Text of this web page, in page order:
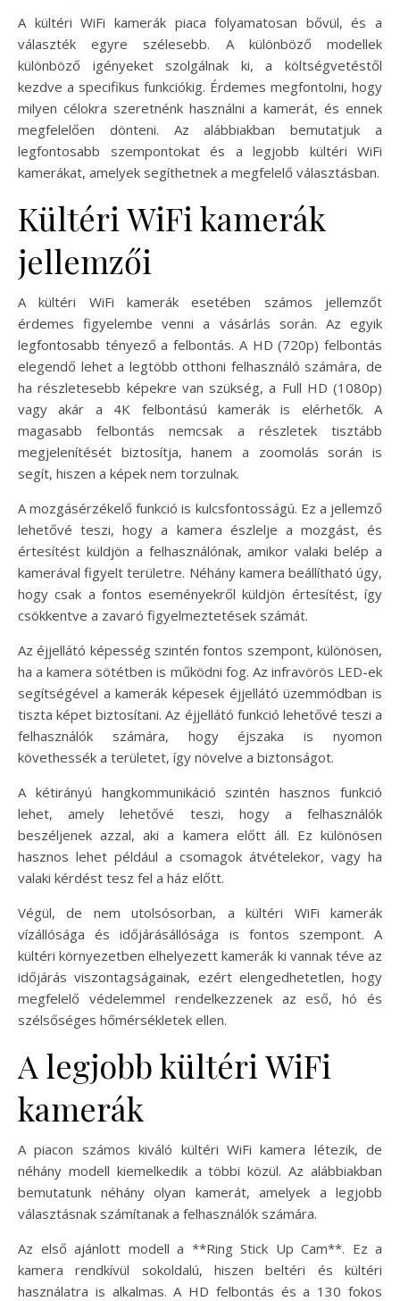
A kültéri WiFi kamerák piaca folyamatosan bővül, és a
választék egyre szélesebb. A különböző modellek
különböző igényeket szolgálnak ki, a költségvetéstől
kezdve a specifikus funkciókig. Érdemes megfontolni, hogy
milyen célokra szeretnénk használni a kamerát, és ennek
megfelelően dönteni. Az alábbiakban bemutatjuk a
legfontosabb szempontokat és a legjobb kültéri WiFi
kamerákat, amelyek segíthetnek a megfelelő választásban.
Kültéri WiFi kamerák
jellemzői
A kültéri WiFi kamerák esetében számos jellemzőt
érdemes figyelembe venni a vásárlás során. Az egyik
legfontosabb tényező a felbontás. A HD (720p) felbontás
elegendő lehet a legtöbb otthoni felhasználó számára, de
ha részletesebb képekre van szükség, a Full HD (1080p)
vagy akár a 4K felbontású kamerák is elérhetők. A
magasabb felbontás nemcsak a részletek tisztább
megjelenítését biztosítja, hanem a zoomolás során is
segít, hiszen a képek nem torzulnak.
A mozgásérzékelő funkció is kulcsfontosságú. Ez a jellemző
lehetővé teszi, hogy a kamera észlelje a mozgást, és
értesítést küldjön a felhasználónak, amikor valaki belép a
kamerával figyelt területre. Néhány kamera beállítható úgy,
hogy csak a fontos eseményekről küldjön értesítést, így
csökkentve a zavaró figyelmeztetések számát.
Az éjjellátó képesség szintén fontos szempont, különösen,
ha a kamera sötétben is működni fog. Az infravörös LED-ek
segítségével a kamerák képesek éjjellátó üzemmódban is
tiszta képet biztosítani. Az éjjellátó funkció lehetővé teszi a
felhasználók számára, hogy éjszaka is nyomon
követhessék a területet, így növelve a biztonságot.
A kétirányú hangkommunikáció szintén hasznos funkció
lehet, amely lehetővé teszi, hogy a felhasználók
beszéljenek azzal, aki a kamera előtt áll. Ez különösen
hasznos lehet például a csomagok átvételekor, vagy ha
valaki kérdést tesz fel a ház előtt.
Végül, de nem utolsósorban, a kültéri WiFi kamerák
vízállósága és időjárásállósága is fontos szempont. A
kültéri környezetben elhelyezett kamerák ki vannak téve az
időjárás viszontagságainak, ezért elengedhetetlen, hogy
megfelelő védelemmel rendelkezzenek az eső, hó és
szélsőséges hőmérsékletek ellen.
A legjobb kültéri WiFi
kamerák
A piacon számos kiváló kültéri WiFi kamera létezik, de
néhány modell kiemelkedik a többi közül. Az alábbiakban
bemutatunk néhány olyan kamerát, amelyek a legjobb
választásnak számítanak a felhasználók számára.
Az első ajánlott modell a **Ring Stick Up Cam**. Ez a
kamera rendkívül sokoldalú, hiszen beltéri és kültéri
használatra is alkalmas. A HD felbontás és a 130 fokos